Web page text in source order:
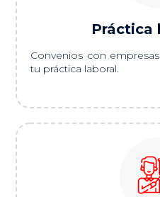
Práctica
Convenios con
tu práctica laboral.